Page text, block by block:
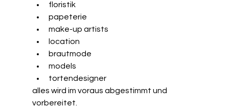
floristik
papeterie
make-up artists
location
brautmode
models
tortendesigner
alles wird im voraus abgestimmt und
vorbereitet.